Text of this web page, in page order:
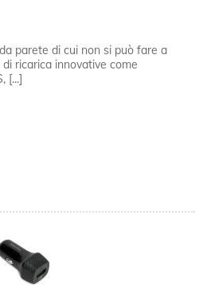
parete di cui non si può fare a
ricarica innovative come
[...]